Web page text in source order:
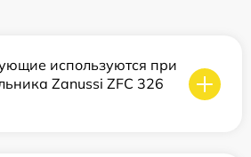
используются при
Zanussi ZFC 326